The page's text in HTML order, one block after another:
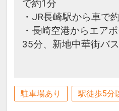
で約1分
・JR長崎駅から車で
・長崎空港からエア
35分、新地中華街バ
駐車場あり 駅徒歩5分